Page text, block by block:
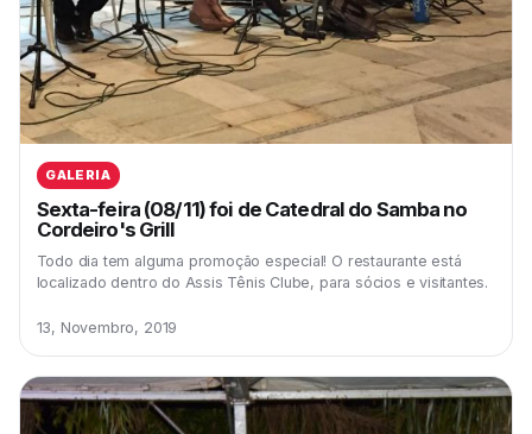
GALERIA
Sexta-feira (08/11) foi de Catedral do Samba no
Cordeiro's Grill
Todo dia tem alguma promoção especial! O restaurante está
localizado dentro do Assis Tênis Clube, para sócios e visitantes.
13, Novembro, 2019